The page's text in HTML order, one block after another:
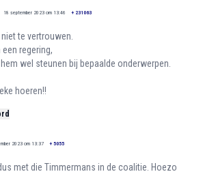
18 september 2023 om 13:46 + 231063
te vertrouwen.
een regering,
wel steunen bij bepaalde onderwerpen.
hoeren!!
2023 om 13:37 + 5055
met die Timmermans in de coalitie. Hoezo